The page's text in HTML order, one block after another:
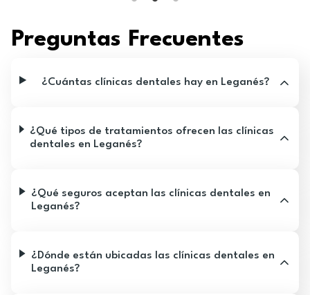
Preguntas Frecuentes
¿Cuántas clínicas dentales hay en Leganés?
¿Qué tipos de tratamientos ofrecen las clínicas
dentales en Leganés?
¿Qué seguros aceptan las clínicas dentales en
Leganés?
¿Dónde están ubicadas las clínicas dentales en
Leganés?